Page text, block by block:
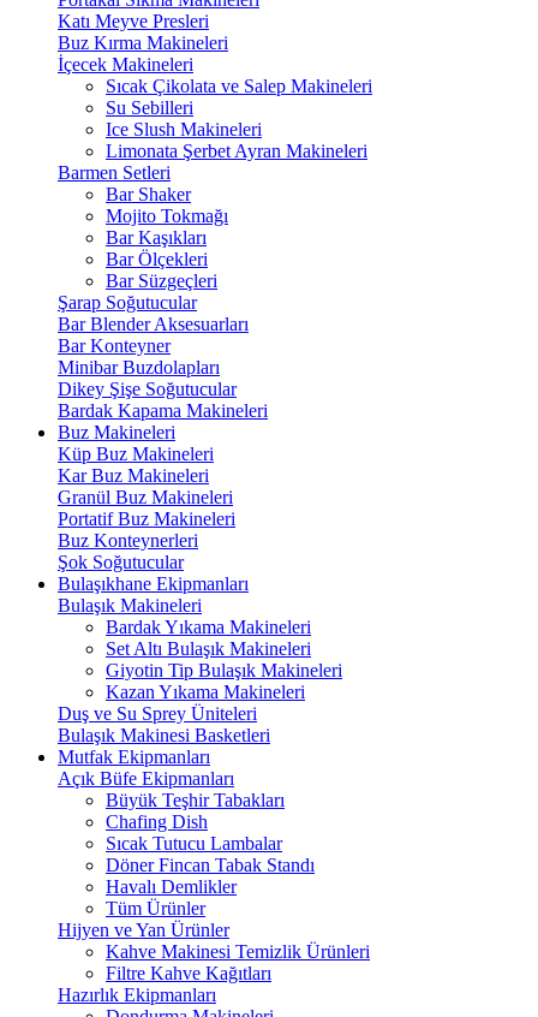
Katı Meyve Presleri
Buz Kırma Makineleri
İçecek Makineleri
Sıcak Çikolata ve Salep Makineleri
Su Sebilleri
Ice Slush Makineleri
Limonata Şerbet Ayran Makineleri
Barmen Setleri
Bar Shaker
Mojito Tokmağı
Bar Kaşıkları
Bar Ölçekleri
Bar Süzgeçleri
Şarap Soğutucular
Bar Blender Aksesuarları
Bar Konteyner
Minibar Buzdolapları
Dikey Şişe Soğutucular
Bardak Kapama Makineleri
Buz Makineleri
Küp Buz Makineleri
Kar Buz Makineleri
Granül Buz Makineleri
Portatif Buz Makineleri
Buz Konteynerleri
Şok Soğutucular
Bulaşıkhane Ekipmanları
Bulaşık Makineleri
Bardak Yıkama Makineleri
Set Altı Bulaşık Makineleri
Giyotin Tip Bulaşık Makineleri
Kazan Yıkama Makineleri
Duş ve Su Sprey Üniteleri
Bulaşık Makinesi Basketleri
Mutfak Ekipmanları
Açık Büfe Ekipmanları
Büyük Teşhir Tabakları
Chafing Dish
Sıcak Tutucu Lambalar
Döner Fincan Tabak Standı
Havalı Demlikler
Tüm Ürünler
Hijyen ve Yan Ürünler
Kahve Makinesi Temizlik Ürünleri
Filtre Kahve Kağıtları
Hazırlık Ekipmanları